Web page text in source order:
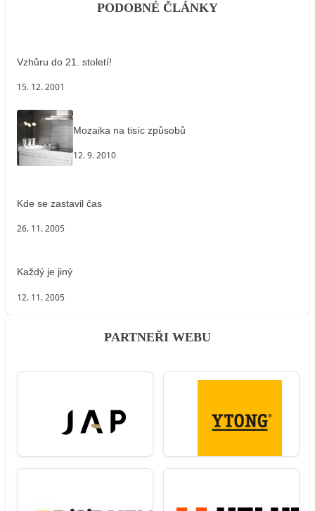
PODOBNÉ ČLÁNKY
Vzhůru do 21. století!
15. 12. 2001
Mozaika na tisíc způsobů
12. 9. 2010
Kde se zastavil čas
26. 11. 2005
Každý je jiný
12. 11. 2005
PARTNEŘI WEBU